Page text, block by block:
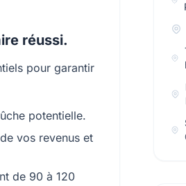
réussi.
pour garantir
potentielle.
vos revenus et
de 90 à 120